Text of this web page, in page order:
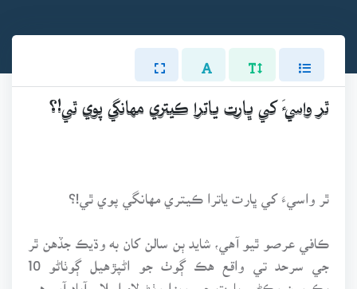
ٿر واسيءَ کي ڀارت ياترا ڪيتري مهانگي پوي ٿي!؟
ٿر واسيءَ کي ڀارت ياترا ڪيتري مهانگي پوي ٿي!؟
ڪافي عرصو ٿيو آهي، شايد ٻن سالن کان به وڌيڪ جڏهن ٿر
جي سرحد تي واقع هڪ ڳوٺ جو اڻپڙهيل ڳوٺاڻو 10
ٻڪريون وڪڻي ڀارت جي ويزا وٺڻ لاءِ اسلام آباد آيو هو.